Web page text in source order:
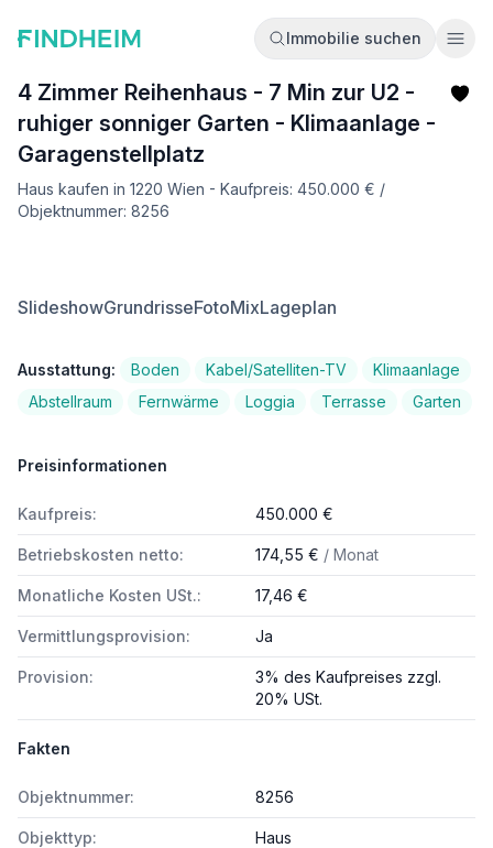
Immobilie suchen
4 Zimmer Reihenhaus - 7 Min zur U2 -
ruhiger sonniger Garten - Klimaanlage -
Garagenstellplatz
Haus kaufen in 1220 Wien - Kaufpreis: 450.000 € /
Objektnummer: 8256
SlideshowGrundrisseFotoMixLageplan
Ausstattung: Boden Kabel/Satelliten-TV
Klimaanlage
Abstellraum
Fernwärme Loggia Terrasse Garten
Preisinformationen
Kaufpreis: 450.000 €
Betriebskosten netto: 174,55 € / Monat
Monatliche Kosten USt.: 17,46 €
Vermittlungsprovision: Ja
Provision:
3% des Kaufpreises zzgl.
20% USt.
Fakten
Objektnummer: 8256
Objekttyp: Haus